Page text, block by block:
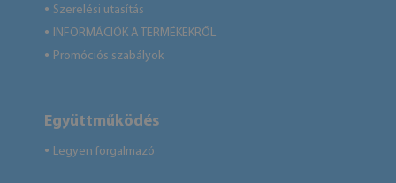
● Szerelési utasítás
● INFORMÁCIÓK A TERMÉKEKRŐL
● Promóciós szabályok
Együttműködés
● Legyen forgalmazó